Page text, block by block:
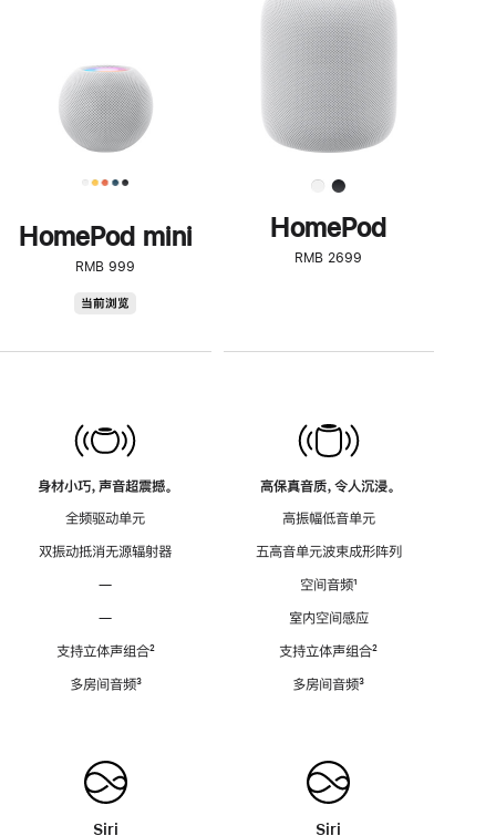
HomePod mini
RMB 999
当前浏览
身材小巧，声音超震撼。
全频驱动单元
双振动抵消无源辐射器
—
—
支持立体声组合脚
²
多房间音频脚
³
Siri
了
解
HomePod<
HomePod
RMB 2699
高保真音质，令人沉浸。
高振幅低音单元
五高音单元波束成形阵列
空间音频脚
¹
室内空间感应
支持立体声组合脚
²
多房间音频脚
³
Siri